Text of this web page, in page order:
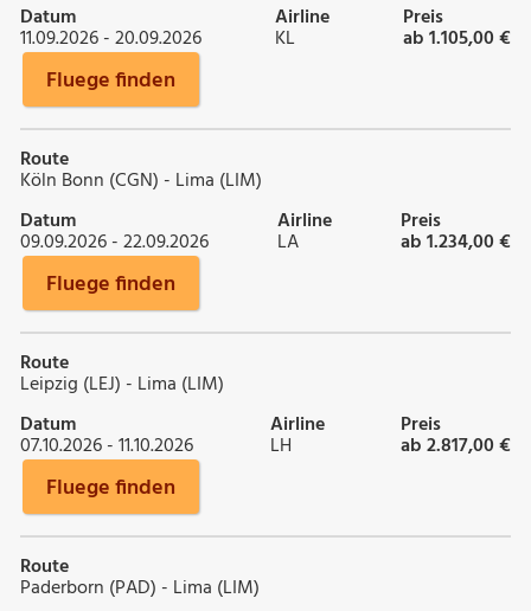
Datum
11.09.2026 - 20.09.2026
Airline
KL
Preis
ab 1.105,00 €
Fluege finden
Route
Köln Bonn (CGN) - Lima (LIM)
Datum
09.09.2026 - 22.09.2026
Airline
LA
Preis
ab 1.234,00 €
Fluege finden
Route
Leipzig (LEJ) - Lima (LIM)
Datum
07.10.2026 - 11.10.2026
Airline
LH
Preis
ab 2.817,00 €
Fluege finden
Route
Paderborn (PAD) - Lima (LIM)